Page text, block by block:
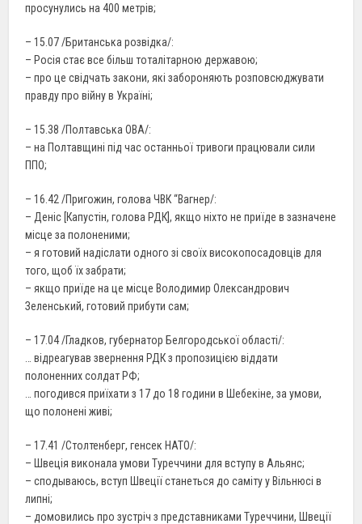
просунулись на 400 метрів;
– 15.07 /Британська розвідка/:
– Росія стає все більш тоталітарною державою;
– про це свідчать закони, які забороняють розповсюджувати
правду про війну в Україні;
– 15.38 /Полтавська ОВА/:
– на Полтавщині під час останньої тривоги працювали сили
ППО;
– 16.42 /Пригожин, голова ЧВК “Вагнер/:
– Деніс [Капустін, голова РДК], якщо ніхто не приїде в зазначене
місце за полоненими;
– я готовий надіслати одного зі своїх високопосадовців для
того, щоб їх забрати;
– якщо приїде на це місце Володимир Олександрович
Зеленський, готовий прибути сам;
– 17.04 /Гладков, губернатор Белгородської області/:
… відреагував звернення РДК з пропозицією віддати
полоненних солдат РФ;
… погодився приїхати з 17 до 18 години в Шебекіне, за умови,
що полонені живі;
– 17.41 /Столтенберг, генсек НАТО/:
– Швеція виконала умови Туреччини для вступу в Альянс;
– сподываюсь, вступ Швеції станеться до саміту у Вільнюсі в
липні;
– домовились про зустріч з представниками Туреччини, Швеції